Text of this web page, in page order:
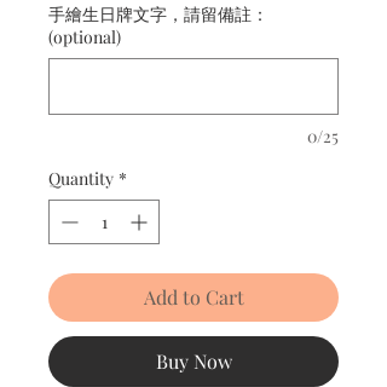
手繪生日牌文字，請留備註：
(optional)
0/25
Quantity *
Add to Cart
Buy Now